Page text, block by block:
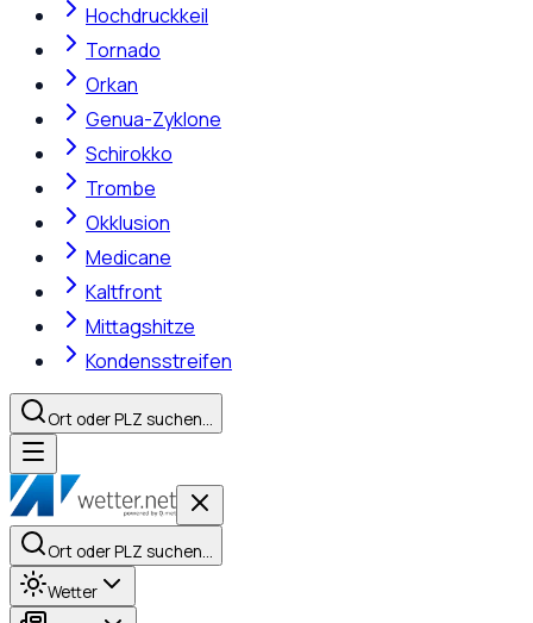
Hochdruckkeil
Tornado
Orkan
Genua-Zyklone
Schirokko
Trombe
Okklusion
Medicane
Kaltfront
Mittagshitze
Kondensstreifen
Ort oder PLZ suchen…
Ort oder PLZ suchen…
Wetter